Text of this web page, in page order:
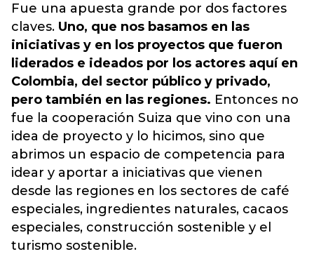
Fue una apuesta grande por dos factores
claves. Uno, que nos basamos en las
iniciativas y en los proyectos que fueron
liderados e ideados por los actores aquí en
Colombia, del sector público y privado,
pero también en las regiones. Entonces no
fue la cooperación Suiza que vino con una
idea de proyecto y lo hicimos, sino que
abrimos un espacio de competencia para
idear y aportar a iniciativas que vienen
desde las regiones en los sectores de café
especiales, ingredientes naturales, cacaos
especiales, construcción sostenible y el
turismo sostenible.